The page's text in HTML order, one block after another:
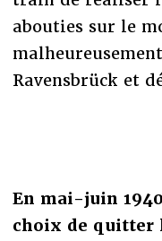
abouties sur le
Ravensbrück et
En mai-juin
choix de quitter